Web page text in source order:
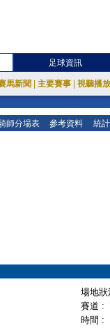
足球資訊
馬新聞 主要賽事 視聽播
師分場表 參考資料 統
場地
賽道 :
時間 :